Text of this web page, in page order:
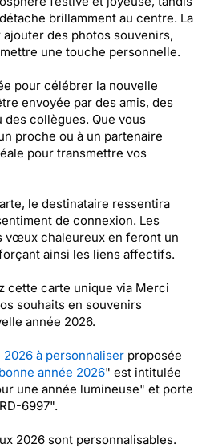
brillamment au centre. La
des photos souvenirs,
une touche personnelle.
pour célébrer la nouvelle
envoyée par des amis, des
des collègues. Que vous
proche ou à un partenaire
pour transmettre vos
le destinataire ressentira
de connexion. Les
vœux chaleureux en feront un
ainsi les liens affectifs.
cette carte unique via Merci
souhaits en souvenirs
année 2026.
à personnaliser proposée
année 2026" est intitulée
une année lumineuse" et porte
6997".
2026 sont personnalisables.